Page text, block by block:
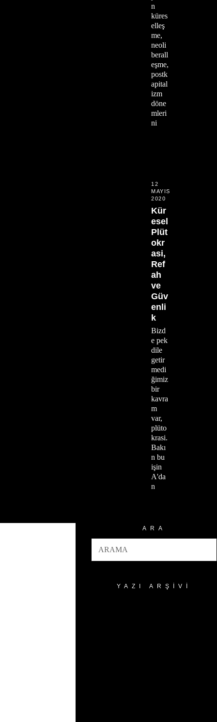
n
küres
elleş
me,
neoli
berall
eşme,
postk
apital
izm
döne
mleri
ni
12
MAYIS
2020
Kür
esel
Plüt
okr
asi,
Ref
ah
ve
Güv
enli
k
Bizd
e pek
dile
getir
medi
ğimiz
bir
kavra
m
var,
plüto
krasi.
Bakı
n bu
işin
A'da
n
ARA
YAZI ARŞIVI